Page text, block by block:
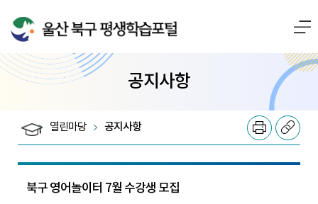
공지사항
열린마당 공지사항
북구 영어놀이터 7월 수강생 모집